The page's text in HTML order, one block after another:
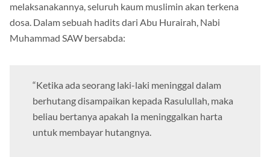
melaksanakannya, seluruh kaum muslimin akan terkena
dosa. Dalam sebuah hadits dari Abu Hurairah, Nabi
Muhammad SAW bersabda:
“Ketika ada seorang laki-laki meninggal dalam
berhutang disampaikan kepada Rasulullah, maka
beliau bertanya apakah Ia meninggalkan harta
untuk membayar hutangnya.